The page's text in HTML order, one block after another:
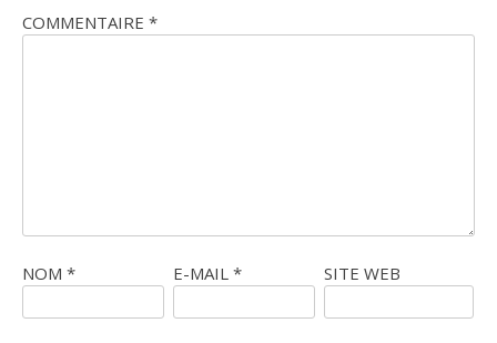
COMMENTAIRE *
NOM * E-MAIL * SITE WEB